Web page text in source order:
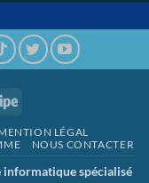
Stripe
LÉGAL
NOUS CONTACTER
informatique spécialisé